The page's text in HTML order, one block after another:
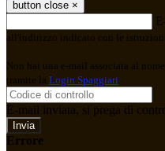
button close ×
all'indirizzo indicato con le istruzioni
Non hai una e-mail associata al
tramite la Login Spaggiari
E-mail inviata, si prega di
Errore